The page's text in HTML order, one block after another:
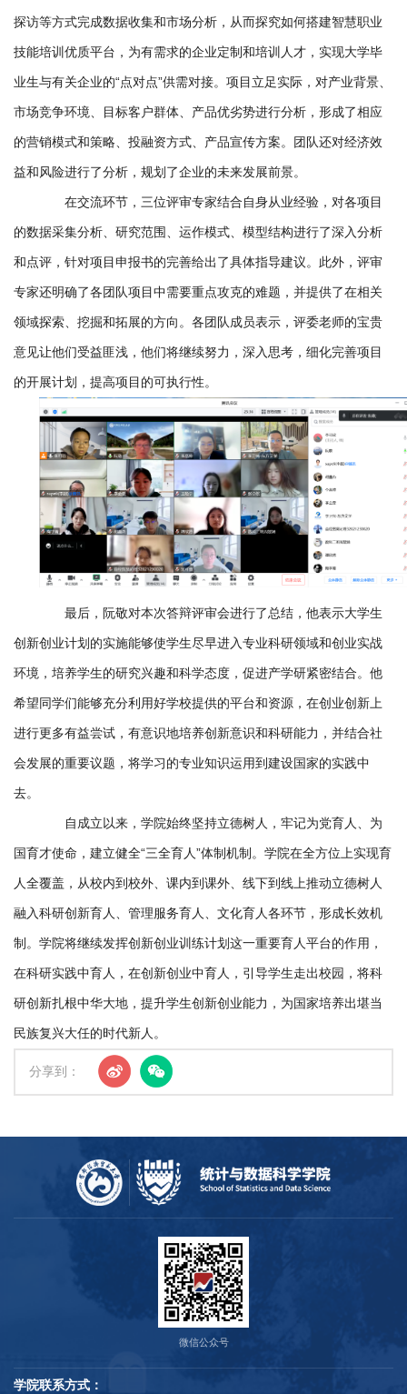
探访等方式完成数据收集和市场分析，从而探究如何搭建智慧职业
技能培训优质平台，为有需求的企业定制和培训人才，实现大学毕
业生与有关企业的“点对点”供需对接。项目立足实际，对产业背景、
市场竞争环境、目标客户群体、产品优劣势进行分析，形成了相应
的营销模式和策略、投融资方式、产品宣传方案。团队还对经济效
益和风险进行了分析，规划了企业的未来发展前景。
在交流环节，三位评审专家结合自身从业经验，对各项目
的数据采集分析、研究范围、运作模式、模型结构进行了深入分析
和点评，针对项目申报书的完善给出了具体指导建议。此外，评审
专家还明确了各团队项目中需要重点攻克的难题，并提供了在相关
领域探索、挖掘和拓展的方向。各团队成员表示，评委老师的宝贵
意见让他们受益匪浅，他们将继续努力，深入思考，细化完善项目
的开展计划，提高项目的可执行性。
最后，阮敬对本次答辩评审会进行了总结，他表示大学生
创新创业计划的实施能够使学生尽早进入专业科研领域和创业实战
环境，培养学生的研究兴趣和科学态度，促进产学研紧密结合。他
希望同学们能够充分利用好学校提供的平台和资源，在创业创新上
进行更多有益尝试，有意识地培养创新意识和科研能力，并结合社
会发展的重要议题，将学习的专业知识运用到建设国家的实践中
去。
自成立以来，学院始终坚持立德树人，牢记为党育人、为
国育才使命，建立健全“三全育人”体制机制。学院在全方位上实现育
人全覆盖，从校内到校外、课内到课外、线下到线上推动立德树人
融入科研创新育人、管理服务育人、文化育人各环节，形成长效机
制。学院将继续发挥创新创业训练计划这一重要育人平台的作用，
在科研实践中育人，在创新创业中育人，引导学生走出校园，将科
研创新扎根中华大地，提升学生创新创业能力，为国家培养出堪当
民族复兴大任的时代新人。
分享到：
微信公众号
学院联系方式：